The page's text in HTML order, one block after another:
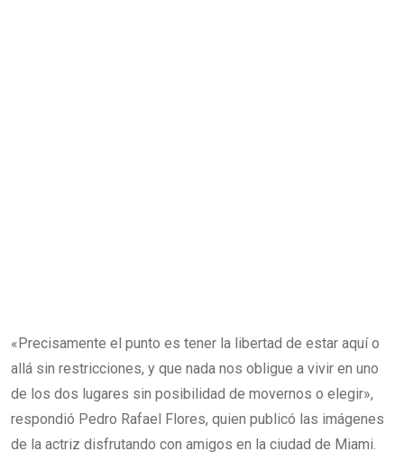
«Precisamente el punto es tener la libertad de estar aquí o
allá sin restricciones, y que nada nos obligue a vivir en uno
de los dos lugares sin posibilidad de movernos o elegir»,
respondió Pedro Rafael Flores, quien publicó las imágenes
de la actriz disfrutando con amigos en la ciudad de Miami.